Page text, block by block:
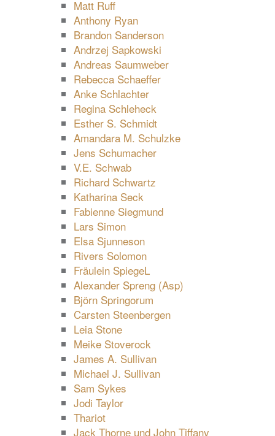
Matt Ruff
Anthony Ryan
Brandon Sanderson
Andrzej Sapkowski
Andreas Saumweber
Rebecca Schaeffer
Anke Schlachter
Regina Schleheck
Esther S. Schmidt
Amandara M. Schulzke
Jens Schumacher
V.E. Schwab
Richard Schwartz
Katharina Seck
Fabienne Siegmund
Lars Simon
Elsa Sjunneson
Rivers Solomon
Fräulein SpiegeL
Alexander Spreng (Asp)
Björn Springorum
Carsten Steenbergen
Leia Stone
Meike Stoverock
James A. Sullivan
Michael J. Sullivan
Sam Sykes
Jodi Taylor
Thariot
Jack Thorne und John Tiffany